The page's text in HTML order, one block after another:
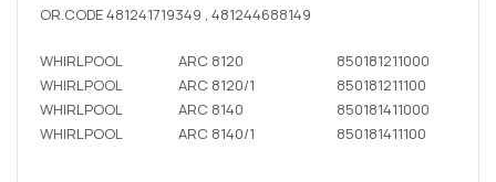
OR.CODE 481241719349 , 481244688149
WHIRLPOOL ARC 8120
850181211000
WHIRLPOOL
ARC 8120/1
850181211100
WHIRLPOOL
ARC 8140
850181411000
WHIRLPOOL
ARC 8140/1 850181411100